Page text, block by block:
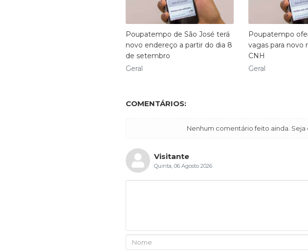
Poupatempo de São José terá
novo endereço a partir do dia 8
de setembro
Geral
Poupatempo
vagas para novo
CNH
Geral
COMENTÁRIOS:
Nenhum comentário feito ainda.
Visitante
Quinta, 06 Agosto 2026